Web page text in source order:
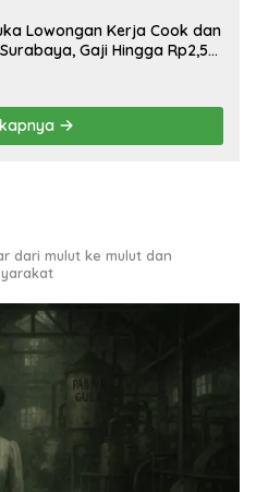
Lowongan Kerja Cook dan
Gaji Hingga Rp2,5
dari mulut ke mulut dan